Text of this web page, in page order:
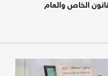
الخاص والعام